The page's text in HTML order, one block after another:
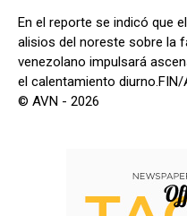
En el reporte se indicó que
alisios del noreste sobre la
venezolano impulsará
el calentamiento
© AVN - 2026